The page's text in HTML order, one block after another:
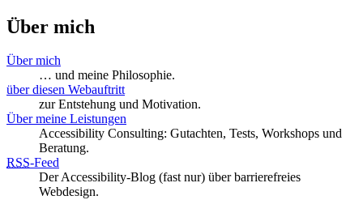
Über mich
Über mich
… und meine Philosophie.
über diesen Webauftritt
zur Entstehung und Motivation.
Über meine Leistungen
Accessibility Consulting: Gutachten, Tests, Workshops und
Beratung.
RSS-Feed
Der Accessibility-Blog (fast nur) über barrierefreies
Webdesign.